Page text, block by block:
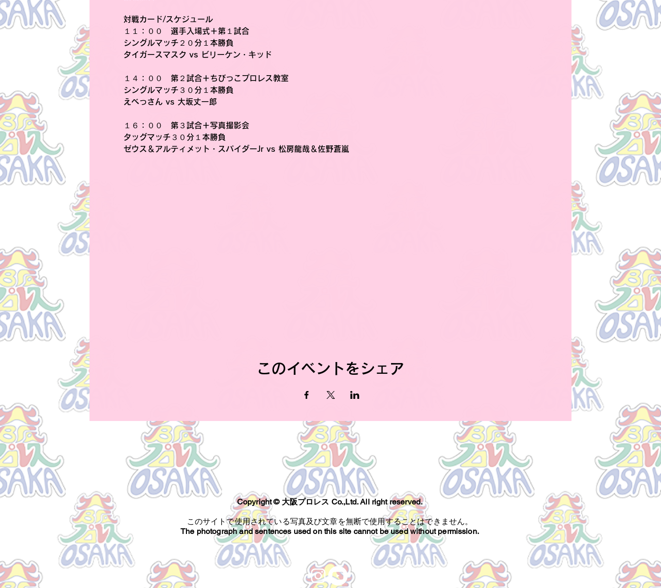
対戦カード/スケジュール
１１：００　選手入場式＋第１試合
シングルマッチ２０分１本勝負
タイガースマスク vs ビリーケン・キッド
１４：００　第２試合＋ちびっこプロレス教室
シングルマッチ３０分１本勝負
えべっさん vs 大坂丈一郎
１６：００　第３試合＋写真撮影会
タッグマッチ３０分１本勝負
ゼウス＆アルティメット・スパイダーJr vs 松房龍哉＆佐野蒼嵐
このイベントをシェア
Copyright ©︎ 大阪プロレス Co.,Ltd. All right reserved.
このサイトで使用されている写真及び文章を無断で使用することはできません。
The photograph and sentences used on this site cannot be used without permission.